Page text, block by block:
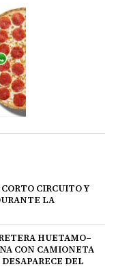
CIRCUITO Y
LA
HUETAMO–
CON CAMIONETA
DEL